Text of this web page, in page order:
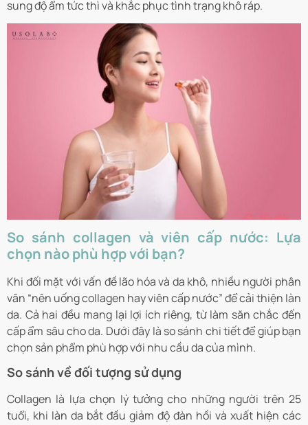
sung độ ẩm tức thì và khắc phục tình trạng khô ráp.
So sánh collagen và viên cấp nước: Lựa
chọn nào phù hợp với bạn?
Khi đối mặt với vấn đề lão hóa và da khô, nhiều người phân
vân “nên uống collagen hay viên cấp nước” để cải thiện làn
da. Cả hai đều mang lại lợi ích riêng, từ làm săn chắc đến
cấp ẩm sâu cho da. Dưới đây là so sánh chi tiết để giúp bạn
chọn sản phẩm phù hợp với nhu cầu da của mình.
So sánh về đối tượng sử dụng
Collagen là lựa chọn lý tưởng cho những người trên 25
tuổi, khi làn da bắt đầu giảm độ đàn hồi và xuất hiện các